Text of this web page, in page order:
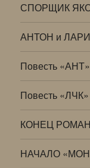
СПОРЩИК
АНТОН и
Повесть
Повесть
КОНЕЦ
НАЧАЛО